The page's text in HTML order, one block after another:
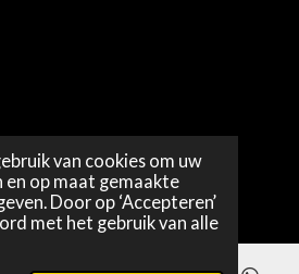
van cookies om uw
op maat gemaakte
Door op ‘Accepteren’
met het gebruik van alle